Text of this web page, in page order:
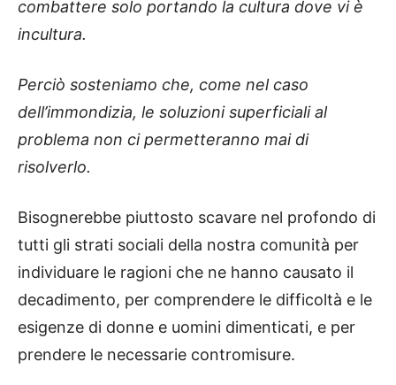
combattere solo portando la cultura dove vi è
incultura.
Perciò sosteniamo che, come nel caso
dell’immondizia, le soluzioni superficiali al
problema non ci permetteranno mai di
risolverlo.
Bisognerebbe piuttosto scavare nel profondo di
tutti gli strati sociali della nostra comunità per
individuare le ragioni che ne hanno causato il
decadimento, per comprendere le difficoltà e le
esigenze di donne e uomini dimenticati, e per
prendere le necessarie contromisure.